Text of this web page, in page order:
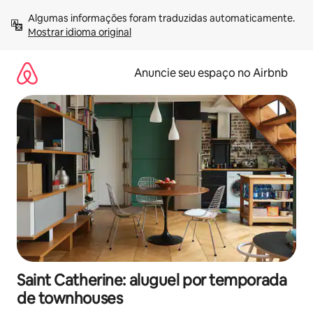
para
Mostrar idioma original
Anuncie seu espaço no Airbnb
Saint Catherine: aluguel por temporada
de townhouses